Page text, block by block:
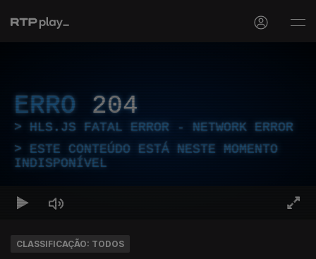
ERRO 204
HLS.JS FATAL ERROR - NETWORK ERROR
ESTE CONTEÚDO ESTÁ NESTE MOMENTO
INDISPONÍVEL
CLASSIFICAÇÃO: TODOS